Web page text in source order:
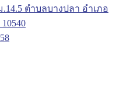
ตำบลบางปลา อำเภอ